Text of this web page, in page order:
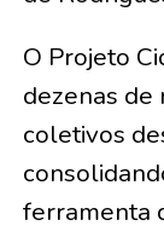
O Projeto
dezenas de
coletivos
ferramenta